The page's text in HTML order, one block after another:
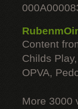
Content
Childs
OPVA,
More 3000